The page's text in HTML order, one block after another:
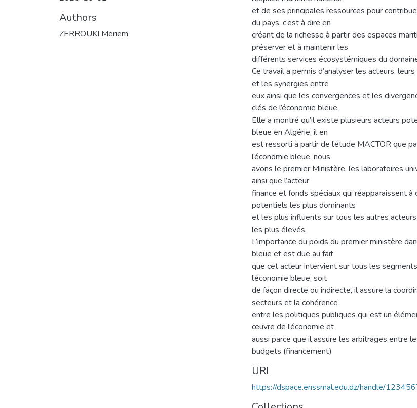
Authors
ZERROUKI Meriem
et de ses principales ressources pour
du pays, c’est à dire en
créant de la richesse à partir des espaces
préserver et à maintenir les
différents services écosystémiques du
Ce travail a permis d’analyser les acteurs,
et les synergies entre
eux ainsi que les convergences et les
clés de l’économie bleue.
Elle a montré qu’il existe plusieurs acteurs
bleue en Algérie, il en
est ressorti à partir de l’étude MACTOR que
l’économie bleue, nous
avons le premier Ministère, les laboratoires
ainsi que l’acteur
finance et fonds spéciaux qui réapparaissent à
potentiels les plus dominants
et les plus influents sur tous les autres
les plus élevés.
L’importance du poids du premier ministère
bleue et est due au fait
que cet acteur intervient sur tous les
l’économie bleue, soit
de façon directe ou indirecte, il assure la
secteurs et la cohérence
entre les politiques publiques qui est un
œuvre de l’économie et
aussi parce que il assure les arbitrages entre
budgets (financement)
URI
https://dspace.enssmal.edu.dz/handle/